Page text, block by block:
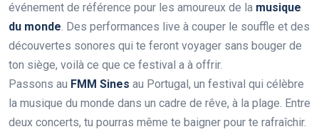
événement de référence pour les amoureux de la musique
du monde. Des performances live à couper le souffle et des
découvertes sonores qui te feront voyager sans bouger de
ton siège, voilà ce que ce festival a à offrir.
Passons au FMM Sines au Portugal, un festival qui célèbre
la musique du monde dans un cadre de rêve, à la plage. Entre
deux concerts, tu pourras même te baigner pour te rafraîchir.